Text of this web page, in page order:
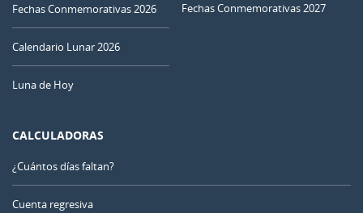
Fechas Conmemorativas 2026
Calendario Lunar 2026
Luna de Hoy
Fechas Conmemorativas 2027
CALCULADORAS
¿Cuántos días faltan?
Cuenta regresiva